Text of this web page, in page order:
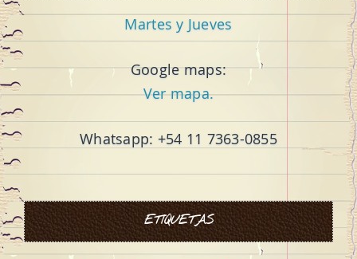
Martes y Jueves
Google maps:
Ver mapa.
Whatsapp: +54 11 7363-0855
ETIQUETAS